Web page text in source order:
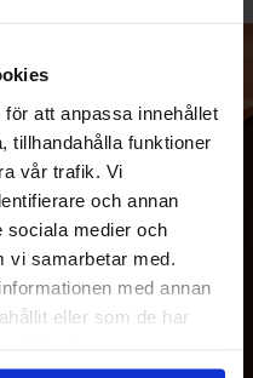
att anpassa innehållet
tillhandahålla funktioner
vår trafik. Vi
och annan
sociala medier och
vi samarbetar med.
med annan
eller som de har